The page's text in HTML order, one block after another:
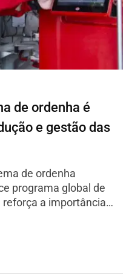
de ordenha é
e gestão das
de ordenha
programa global de
a importância…